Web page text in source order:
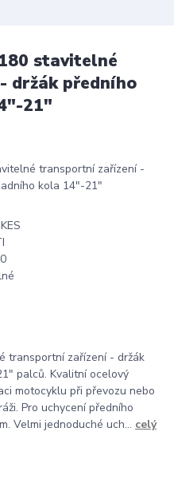
stavitelné
držák předního
21"
transportní zařízení - držák
palců. Kvalitní ocelový
motocyklu při převozu nebo
Pro uchycení předního
Velmi jednoduché uch... celý